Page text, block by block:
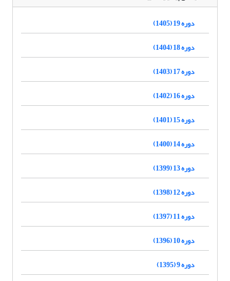
دوره 19 (1405)
دوره 18 (1404)
دوره 17 (1403)
دوره 16 (1402)
دوره 15 (1401)
دوره 14 (1400)
دوره 13 (1399)
دوره 12 (1398)
دوره 11 (1397)
دوره 10 (1396)
دوره 9 (1395)